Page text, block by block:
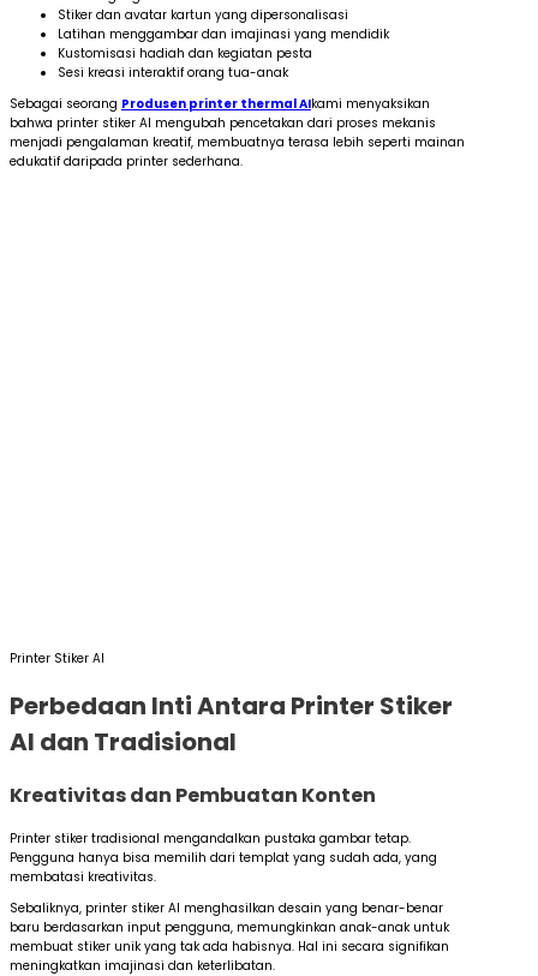
Stiker dan avatar kartun yang dipersonalisasi
Latihan menggambar dan imajinasi yang mendidik
Kustomisasi hadiah dan kegiatan pesta
Sesi kreasi interaktif orang tua-anak
Sebagai seorang Produsen printer thermal AIkami menyaksikan
bahwa printer stiker AI mengubah pencetakan dari proses mekanis
menjadi pengalaman kreatif, membuatnya terasa lebih seperti mainan
edukatif daripada printer sederhana.
Printer Stiker AI
Perbedaan Inti Antara Printer Stiker
AI dan Tradisional
Kreativitas dan Pembuatan Konten
Printer stiker tradisional mengandalkan pustaka gambar tetap.
Pengguna hanya bisa memilih dari templat yang sudah ada, yang
membatasi kreativitas.
Sebaliknya, printer stiker AI menghasilkan desain yang benar-benar
baru berdasarkan input pengguna, memungkinkan anak-anak untuk
membuat stiker unik yang tak ada habisnya. Hal ini secara signifikan
meningkatkan imajinasi dan keterlibatan.